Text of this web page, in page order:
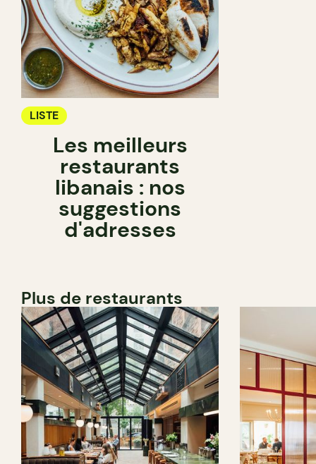
LISTE
Les meilleurs
restaurants
libanais : nos
suggestions
d'adresses
Plus de restaurants